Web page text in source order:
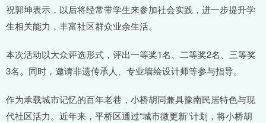
祝郭坤表示，以后将经常带学生来参加社会实践，进一步提升学
生相关能力，丰富社区群众业余生活。
本次活动以大众评选形式，评出一等奖1名、二等奖2名、三等奖
3名。同时，邀请非遗传承人、专业墙绘设计师等参与指导。
作为承载城市记忆的百年老巷，小桥胡同兼具豫南民居特色与现
代社区活力。近年来，平桥区通过“城市微更新”计划，将小桥胡